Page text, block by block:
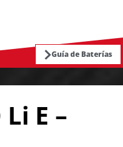
Guía de Baterías
E –